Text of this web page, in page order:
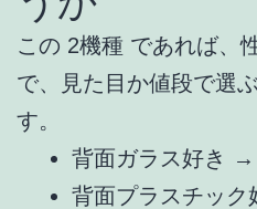
この 2機種 であれば、
で、見た目か値段で選
す。
背面ガラス好き
背面プラスチッ